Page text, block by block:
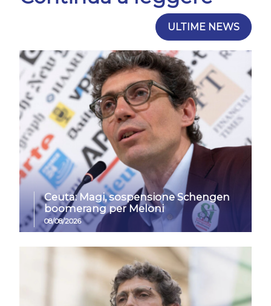
ULTIME NEWS
Ceuta: Magi, sospensione Schengen
boomerang per Meloni
08/08/2026